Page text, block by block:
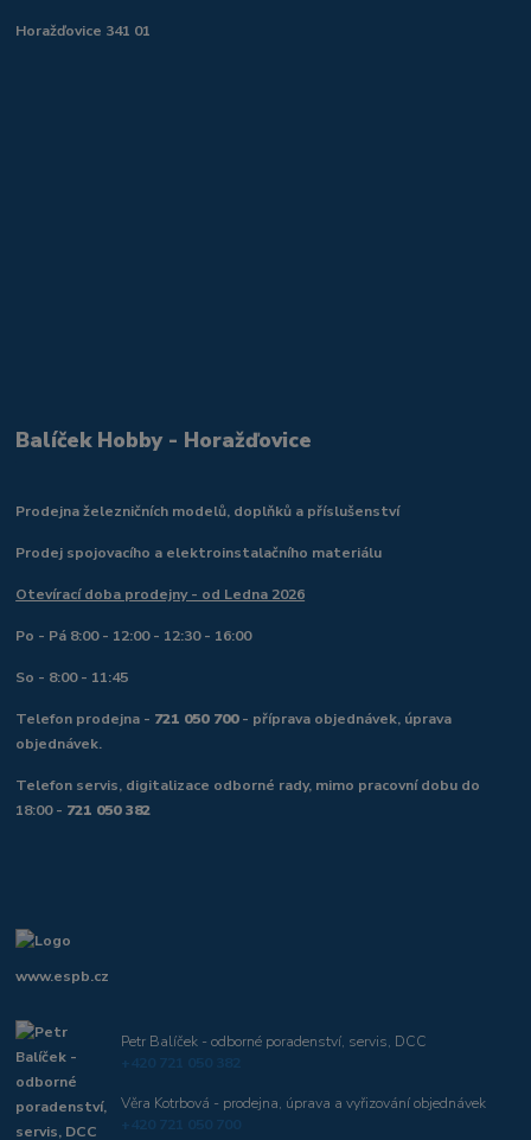
Horažďovice 341 01
Balíček Hobby - Horažďovice
Prodejna železničních modelů, doplňků a příslušenství
Prodej spojovacího a elektroinstalačního materiálu
Otevírací doba prodejny - od Ledna 2026
Po - Pá 8:00 - 12:00 - 12:30 - 16:00
So - 8:00 - 11:45
Telefon prodejna - 721 050 700- příprava objednávek, úprava
objednávek.
Telefon servis, digitalizace odborné rady, mimo pracovní dobu do
18:00 - 721 050 382
www.espb.cz
Petr Balíček - odborné poradenství, servis, DCC
+420 721 050 382
Věra Kotrbová - prodejna, úprava a vyřizování objednávek
+420 721 050 700